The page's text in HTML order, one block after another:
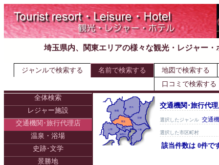
埼玉県内、関東エリアの様々な観光・レジャー
ジャンルで検索する 名前で検索する
地図で検索する
口コミで検索する
全体検索
レジャー施設
交通機関･旅行代理店
温泉・浴場
史跡･文学
景勝地
交通機関･旅行代
選択したジャンル 交通
選択した市区町村
該当件数は 0件で